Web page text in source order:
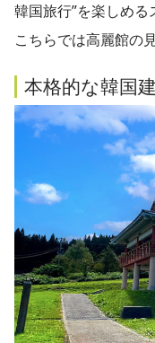
韓国旅行”を楽しめる
こちらでは高麗館の
本格的な韓国